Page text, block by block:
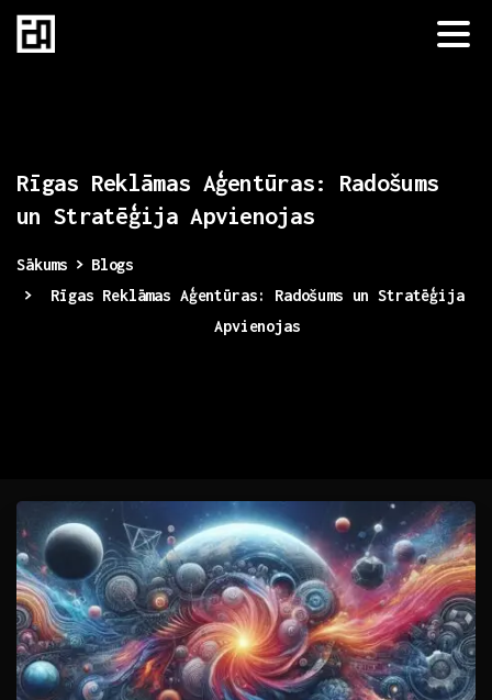
Rīgas Reklāmas Aģentūras:
Radošums
un Stratēģija Apvienojas
Sākums
Blogs
Rīgas Reklāmas Aģentūras: Radošums un Stratēģija
Apvienojas